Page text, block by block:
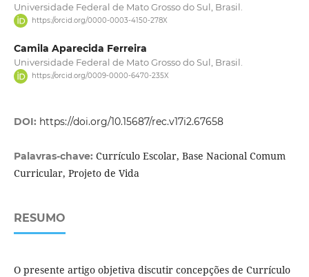
Universidade Federal de Mato Grosso do Sul, Brasil.
https://orcid.org/0000-0003-4150-278X
Camila Aparecida Ferreira
Universidade Federal de Mato Grosso do Sul, Brasil.
https://orcid.org/0009-0000-6470-235X
DOI: https://doi.org/10.15687/rec.v17i2.67658
Palavras-chave: Currículo Escolar, Base Nacional Comum
Curricular, Projeto de Vida
RESUMO
O presente artigo objetiva discutir concepções de Currículo